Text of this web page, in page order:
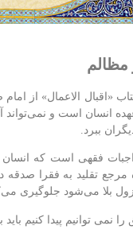
«اقبال الاعمال» از
انسان است و نمی‌تواند
ببرد.
فقهی است که انسان
مرجع تقلید به فقرا
بلا می‌شود جلوگیری
نمی توانیم پیدا کنیم باید